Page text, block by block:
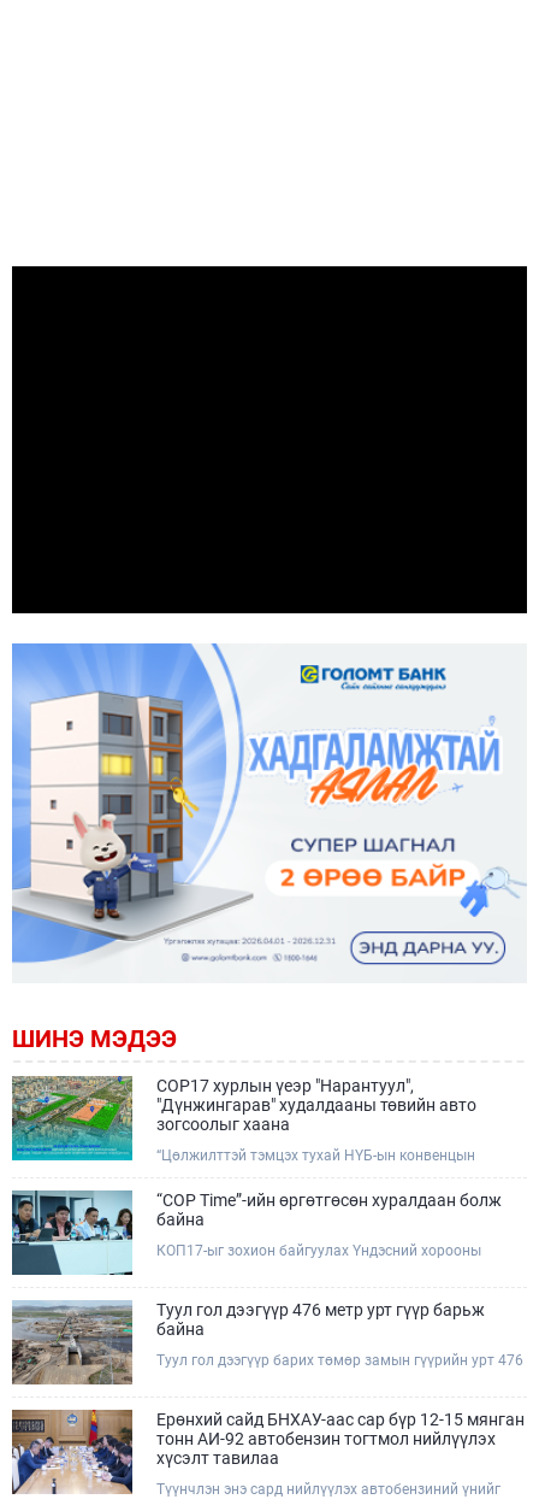
ШИНЭ МЭДЭЭ
COP17 хурлын үеэр "Нарантуул",
"Дүнжингарав" худалдааны төвийн авто
зогсоолыг хаана
“Цөлжилттэй тэмцэх тухай НҮБ-ын конвенцын
сарын 17-28-ны өдрүүдэд Улаанбаатар хотод зохион
байгуулагдана.Хурлын үеэр Нарантуул, Дүнжингарав
тухайн чиглэлд нийтийн тээврийн хүртээмжийг
“COP Time”-ийн өргөтгөсөн хуралдаан болж
байна
КОП17-ыг зохион байгуулах Үндэсний хорооны
дотоод хуралдааныг тогтмол зохион байгуулж ирсэн
билээ.Өнөөдөр “COP Time”-ийн сүүлийн хуралдааныг
бөгөөд үүнд Үндэсний хорооны дэргэдэх дэд
Туул гол дээгүүр 476 метр урт гүүр барьж
байна
Туул гол дээгүүр барих төмөр замын гүүрийн урт 476
хөдөлгөөнийг найдвартай, тасралтгүй нэвтрүүлэх
чухал байгууламж бөгөөд уг ажлыг "Очирням" ХХК,
"Тэргүүн саруул зам" ХХК, "Хотгорзам" ХХК зэрэг
Ерөнхий сайд БНХАУ-аас сар бүр 12-15 мянган
тонн АИ-92 автобензин тогтмол нийлүүлэх
хүсэлт тавилаа
Түүнчлэн энэ сард нийлүүлэх автобензиний үнийг